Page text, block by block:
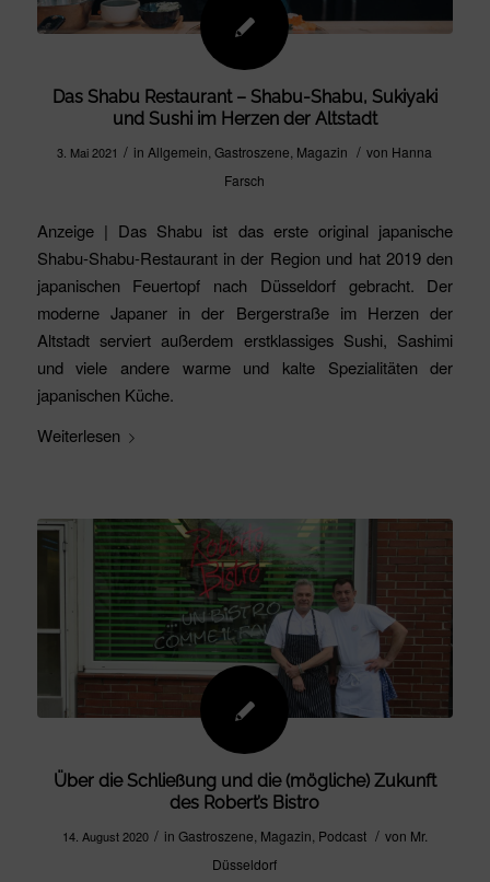
Das Shabu Restaurant – Shabu-Shabu, Sukiyaki
und Sushi im Herzen der Altstadt
3. Mai 2021 / in Allgemein ,Gastroszene Magazin / von Hanna
Farsch
Anzeige | Das Shabu ist das erste original japanische
Shabu-Shabu-Restaurant in der Region und hat 2019 den
japanischen Feuertopf nach Düsseldorf gebracht. Der
moderne Japaner in der Bergerstraße im Herzen der
Altstadt serviert außerdem erstklassiges Sushi, Sashimi
und viele andere warme und kalte Spezialitäten der
japanischen Küche.
Weiterlesen
Über die Schließung und die (mögliche) Zukunft
des Robert’s Bistro
14. August 2020 / in Gastroszene Magazin Podcast / von Mr.
Düsseldorf